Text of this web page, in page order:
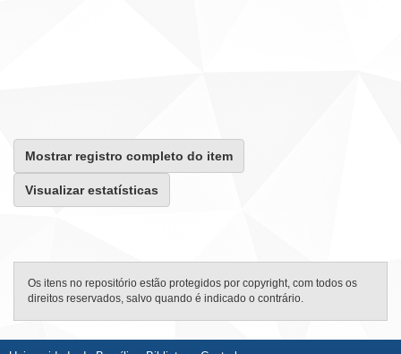
Mostrar registro completo do item
Visualizar estatísticas
Os itens no repositório estão protegidos por copyright, com todos os
direitos reservados, salvo quando é indicado o contrário.